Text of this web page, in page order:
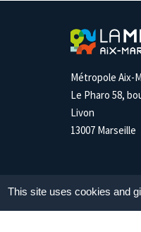
Métropole Aix-
Le Pharo 58,
Livon
13007 Marseille
This site uses cookies and